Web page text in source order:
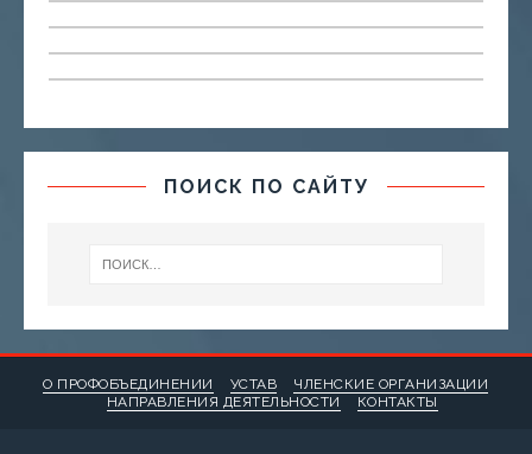
ПОИСК ПО САЙТУ
О ПРОФОБЪЕДИНЕНИИ УСТАВ
ЧЛЕНСКИЕ ОРГАНИЗАЦИИ
НАПРАВЛЕНИЯ ДЕЯТЕЛЬНОСТИ
КОНТАКТЫ